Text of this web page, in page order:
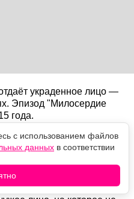
украденное лицо —
Эпизод "Милосердие
года.
— не судья, а
не убивает ради денег,
Арья убила
с использованием файлов
данных в соответствии